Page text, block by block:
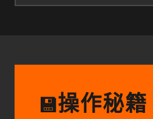
💾操作秘籍